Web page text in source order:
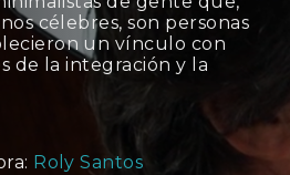
célebres, son personas
un vínculo con
de la integración y la
Roly Santos